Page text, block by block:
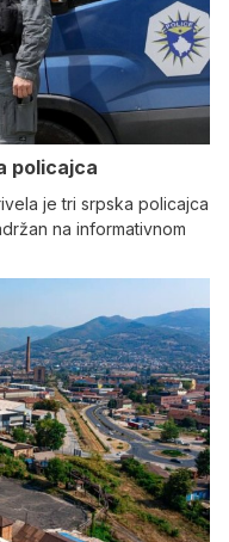
policajca
je tri srpska policajca
na informativnom